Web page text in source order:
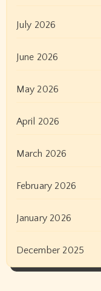
July 2026
June 2026
May 2026
April 2026
March 2026
February 2026
January 2026
December 2025